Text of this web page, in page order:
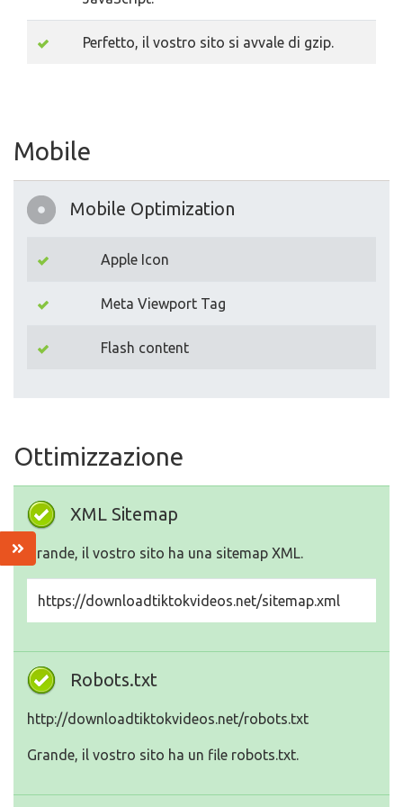
Perfetto, il vostro sito si avvale di gzip.
Mobile
Mobile Optimization
Apple Icon
Meta Viewport Tag
Flash content
Ottimizzazione
XML Sitemap
Grande, il vostro sito ha una sitemap XML.
https://downloadtiktokvideos.net/sitemap.xml
Robots.txt
http://downloadtiktokvideos.net/robots.txt
Grande, il vostro sito ha un file robots.txt.